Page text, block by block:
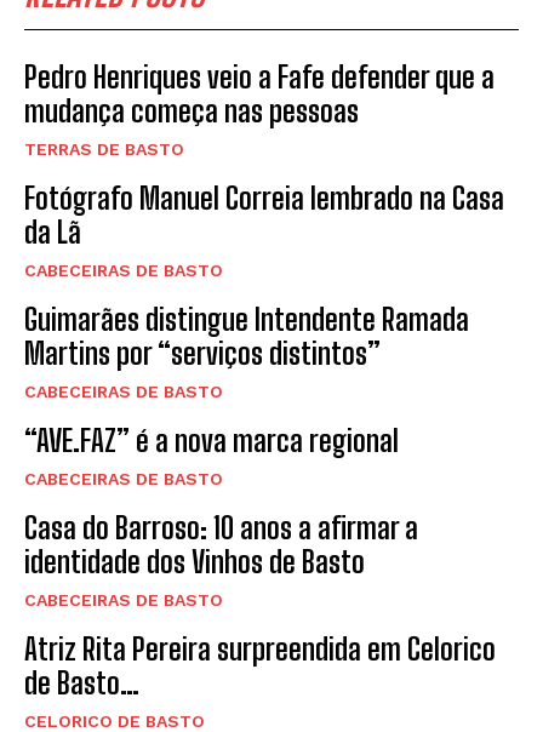
Pedro Henriques veio a Fafe defender que a
mudança começa nas pessoas
TERRAS DE BASTO
Fotógrafo Manuel Correia lembrado na Casa
da Lã
CABECEIRAS DE BASTO
Guimarães distingue Intendente Ramada
Martins por “serviços distintos”
CABECEIRAS DE BASTO
“AVE.FAZ” é a nova marca regional
CABECEIRAS DE BASTO
Casa do Barroso: 10 anos a afirmar a
identidade dos Vinhos de Basto
CABECEIRAS DE BASTO
Atriz Rita Pereira surpreendida em Celorico
de Basto…
CELORICO DE BASTO